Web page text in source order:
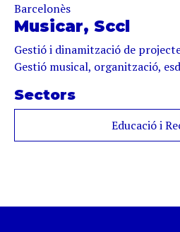
Barcelonès
Musicar, Sccl
Gestió i dinamització de
Gestió musical, organització,
Sectors
Educació i